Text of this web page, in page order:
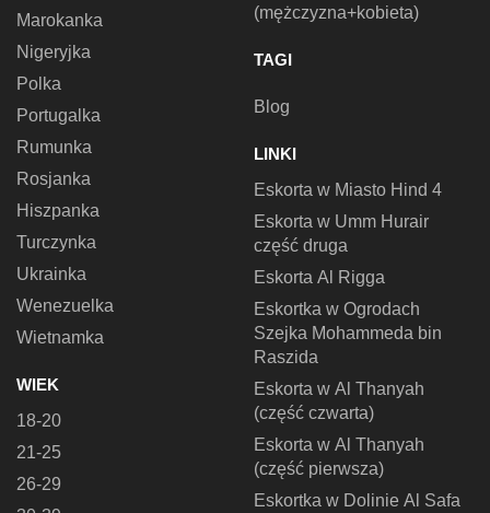
Marokanka
Nigeryjka
Polka
Portugalka
Rumunka
Rosjanka
Hiszpanka
Turczynka
Ukrainka
Wenezuelka
Wietnamka
WIEK
18-20
21-25
26-29
(mężczyzna+kobieta)
TAGI
Blog
LINKI
Eskorta w Miasto Hind 4
Eskorta w Umm Hurair
część druga
Eskorta Al Rigga
Eskortka w Ogrodach
Szejka Mohammeda bin
Raszida
Eskorta w Al Thanyah
(część czwarta)
Eskorta w Al Thanyah
(część pierwsza)
Eskortka w Dolinie Al Safa